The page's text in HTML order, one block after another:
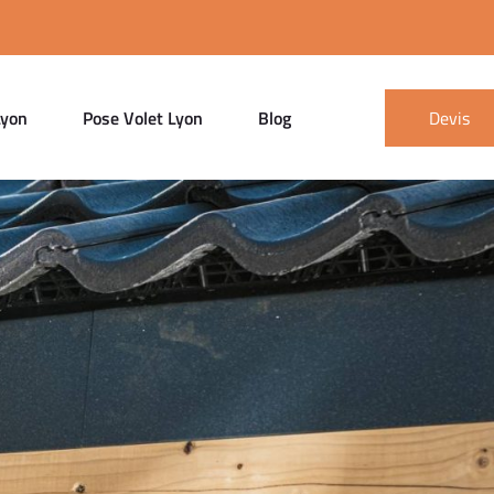
Pose Volet Lyon Blog Devis